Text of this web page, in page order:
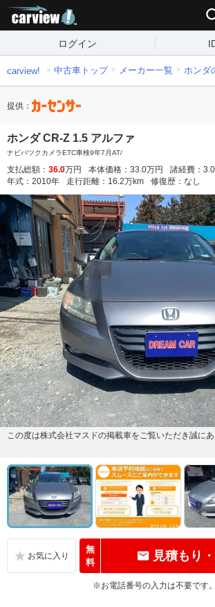
ログイン
carview! 中古車トップ メーカー一覧 ホンダ
提供：
ホンダ CR-Z 1.5 アルファ
ナビバツクカメラETC車検9年7月AT/
支払総額： 36.0万円 本体価格： 33.0万円 諸経費： 3.0
年式： 2010年 走行距離： 16.2万km 修復歴： なし
この度は株式会社マスドの掲載車をご覧いただき誠に
無
料
見積もり
※お電話番号の入力は不要です。